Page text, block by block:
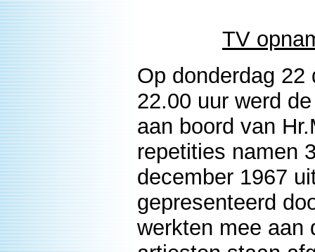
TV
Op donderdag
22.00 uur werd
aan boord van
repetities namen
december 1967
gepresenteerd
werkten mee aan